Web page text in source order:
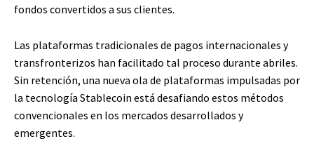
fondos convertidos a sus clientes.
Las plataformas tradicionales de pagos internacionales y
transfronterizos han facilitado tal proceso durante abriles.
Sin retención, una nueva ola de plataformas impulsadas por
la tecnología Stablecoin está desafiando estos métodos
convencionales en los mercados desarrollados y
emergentes.